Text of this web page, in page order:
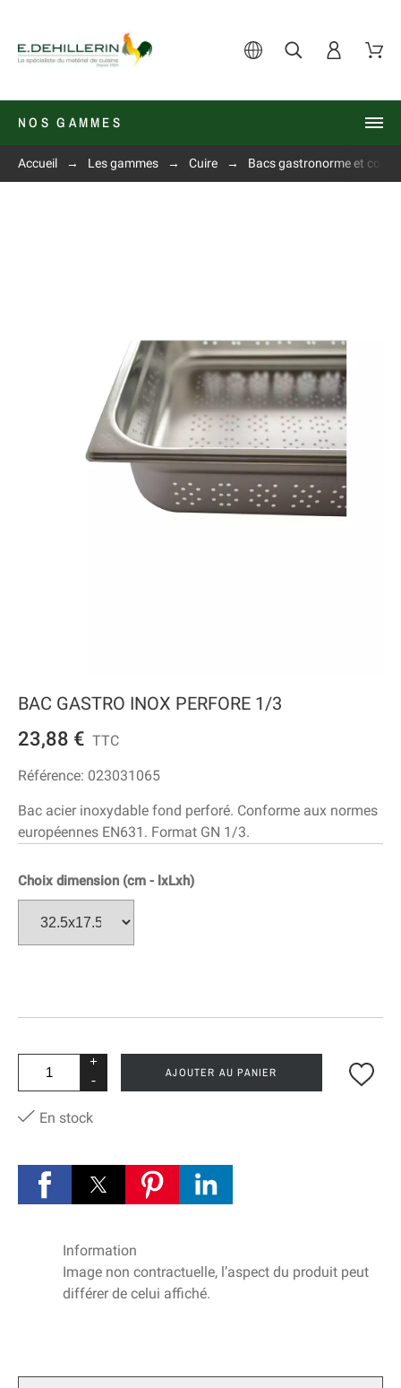
NOS GAMMES
Accueil Les gammes Cuire Bacs gastronorme et
BAC GASTRO INOX PERFORE 1/3
23,88 € TTC
Référence: 023031065
Bac acier inoxydable fond perforé. Conforme aux normes
européennes EN631. Format GN 1/3.
Choix dimension (cm - lxLxh)
+
-
AJOUTER AU PANIER
En stock
Information
Image non contractuelle, l’aspect du produit peut
différer de celui affiché.